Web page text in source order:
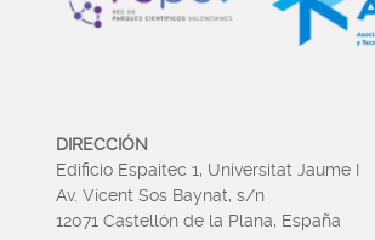
DIRECCIÓN
Edificio Espaitec 1, Universitat Jaume I
Av. Vicent Sos Baynat, s/n
12071 Castellón de la Plana, España